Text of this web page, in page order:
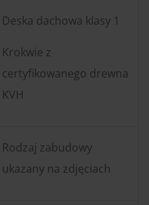
Deska dachowa klasy 1
Krokwie z
certyfikowanego drewna
KVH
Rodzaj zabudowy
ukazany na zdjęciach